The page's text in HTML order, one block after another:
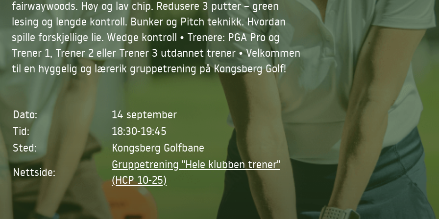
fairwaywoods. Høy og lav chip. Redusere 3 putter – green
lesing og lengde kontroll. Bunker og Pitch teknikk. Hvordan
spille forskjellige lie. Wedge kontroll • Trenere: PGA Pro og
Trener 1, Trener 2 eller Trener 3 utdannet trener • Velkommen
til en hyggelig og lærerik gruppetrening på Kongsberg Golf!
Dato:
14 september
Tid:
18:30-19:45
Sted:
Kongsberg Golfbane
Nettside:
Gruppetrening "Hele klubben trener"
(HCP 10-25)